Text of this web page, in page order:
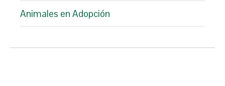
Animales en Adopción